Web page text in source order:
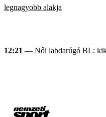
legnagyobb alakja
12:21 — Női labdarúgó BL: